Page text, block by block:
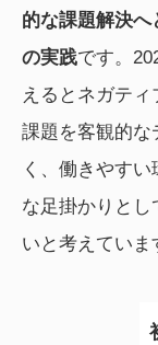
的な課題解決
の実践です。
えるとネガテ
課題を客観的な
く、働きやす
な足掛かりとし
いと考えていま